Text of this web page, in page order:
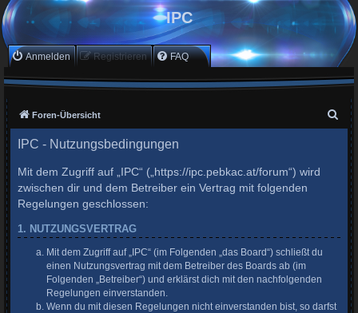
IPC
Anmelden Registrieren FAQ
Foren-Übersicht
IPC - Nutzungsbedingungen
Mit dem Zugriff auf „IPC“ („https://ipc.pebkac.at/forum“) wird
zwischen dir und dem Betreiber ein Vertrag mit folgenden
Regelungen geschlossen:
1. NUTZUNGSVERTRAG
Mit dem Zugriff auf „IPC“ (im Folgenden „das Board“) schließt du
einen Nutzungsvertrag mit dem Betreiber des Boards ab (im
Folgenden „Betreiber“) und erklärst dich mit den nachfolgenden
Regelungen einverstanden.
Wenn du mit diesen Regelungen nicht einverstanden bist, so darfst